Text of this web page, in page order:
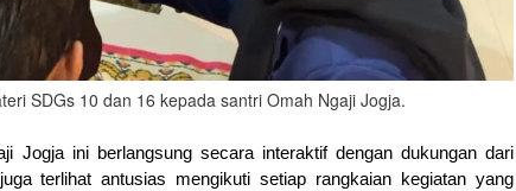
SDGs 10 dan 16 kepada santri Omah Ngaji Jogja.
Jogja ini berlangsung secara interaktif dengan dukungan dari
terlihat antusias mengikuti setiap rangkaian kegiatan yang